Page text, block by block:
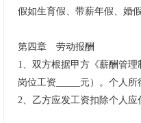
假如生育假、带薪年假、婚
第四章 劳动报酬
1、 双方根据甲方《薪酬管
岗位工资
元）。个人所
2、 乙方应发工资扣除个人应